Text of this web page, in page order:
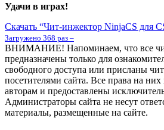
Удачи в играх!
Скачать “Чит-инжектор NinjaCS для
Загружено 368 раз –
ВНИМАНИЕ! Напоминаем, что все
предназначены только для
свободного доступа или присланы
посетителями сайта. Все права на
авторам и предоставлены
Администраторы сайта не несут
материалы, размещенные на сайте.